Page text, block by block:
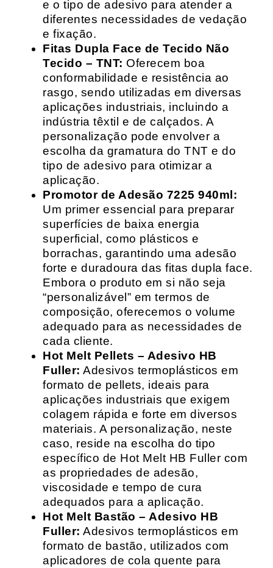
e o tipo de adesivo para atender a
diferentes necessidades de vedação
e fixação.
Fitas Dupla Face de Tecido Não
Tecido – TNT: Oferecem boa
conformabilidade e resistência ao
rasgo, sendo utilizadas em diversas
aplicações industriais, incluindo a
indústria têxtil e de calçados. A
personalização pode envolver a
escolha da gramatura do TNT e do
tipo de adesivo para otimizar a
aplicação.
Promotor de Adesão 7225 940ml:
Um primer essencial para preparar
superfícies de baixa energia
superficial, como plásticos e
borrachas, garantindo uma adesão
forte e duradoura das fitas dupla face.
Embora o produto em si não seja
“personalizável” em termos de
composição, oferecemos o volume
adequado para as necessidades de
cada cliente.
Hot Melt Pellets – Adesivo HB
Fuller: Adesivos termoplásticos em
formato de pellets, ideais para
aplicações industriais que exigem
colagem rápida e forte em diversos
materiais. A personalização, neste
caso, reside na escolha do tipo
específico de Hot Melt HB Fuller com
as propriedades de adesão,
viscosidade e tempo de cura
adequados para a aplicação.
Hot Melt Bastão – Adesivo HB
Fuller: Adesivos termoplásticos em
formato de bastão, utilizados com
aplicadores de cola quente para